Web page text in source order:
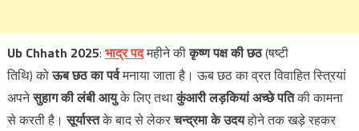
Ub Chhath 2025: भाद्र पदमहीने कीकृष्ण पक्ष की छठ(षष्टी
तिथि) कोऊब छठ का पर्वमनाया जाता है। ऊब छठ का व्रत विवाहित स्त्रियां
अपनेसुहाग की लंबी आयुके लिए तथाकुंआरी लड़कियां अच्छे पतिकी कामना
से करती है।सूर्यास्तके बाद से लेकरचन्द्रमा के उदयहोने तक खड़े रहकर